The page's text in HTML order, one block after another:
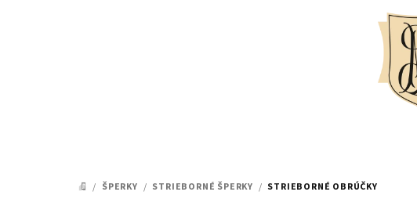
DOMOV
/ ŠPERKY / STRIEBORNÉ ŠPERKY / STRIEBORNÉ OBRÚČKY